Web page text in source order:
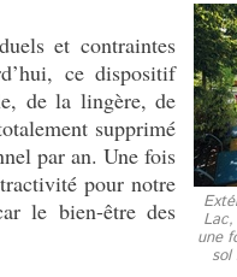
une
sol
et contraintes
ce dispositif
de la lingère, de
supprimé
par an. Une fois
pour notre
le bien-être des